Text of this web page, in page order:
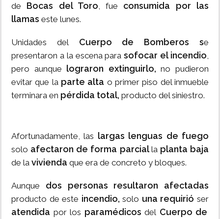
de Bocas del Toro, fue consumida por las
llamas este lunes.
Unidades del Cuerpo de Bomberos se
presentaron a la escena para sofocar el incendio,
pero aunque lograron extinguirlo,no pudieron
evitar que la parte alta o primer piso del inmueble
terminara en pérdida total, producto del siniestro.
Afortunadamente, las largas lenguas de fuego
solo afectaron de forma parcialla planta baja
de la vivienda que era de concreto y bloques.
Aunque dos personas resultaron afectadas
producto de este incendio, solo una requirió ser
atendida por los paramédicos del Cuerpo de